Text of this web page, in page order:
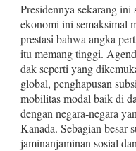
Presidennya sekarang ini
ekonomi ini semaksimal
prestasi bahwa angka
itu memang tinggi.
dak seperti yang
global, penghapusan
mobilitas modal baik di
dengan negara‑negara
Kanada. Sebagian besar
jaminan­jaminan sosial